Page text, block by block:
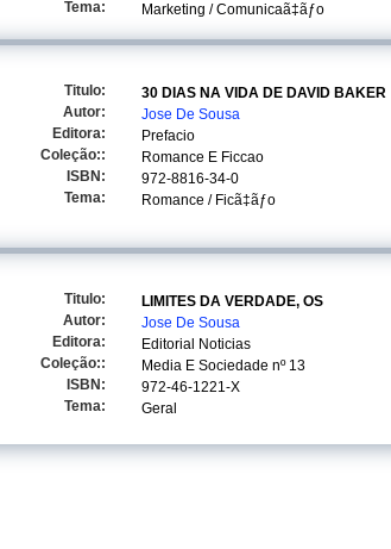
Tema:
Marketing / Comunicaã‡ãƒo
Titulo:
30 DIAS NA VIDA DE DAVID BAKER
Autor:
Jose De Sousa
Editora:
Prefacio
Coleção::
Romance E Ficcao
ISBN:
972-8816-34-0
Tema:
Romance / Ficã‡ãƒo
Titulo:
LIMITES DA VERDADE, OS
Autor:
Jose De Sousa
Editora:
Editorial Noticias
Coleção::
Media E Sociedade nº 13
ISBN:
972-46-1221-X
Tema:
Geral